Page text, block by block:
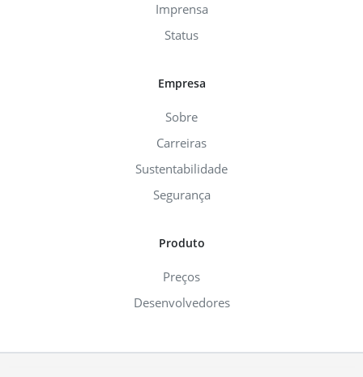
Imprensa
Status
Empresa
Sobre
Carreiras
Sustentabilidade
Segurança
Produto
Preços
Desenvolvedores